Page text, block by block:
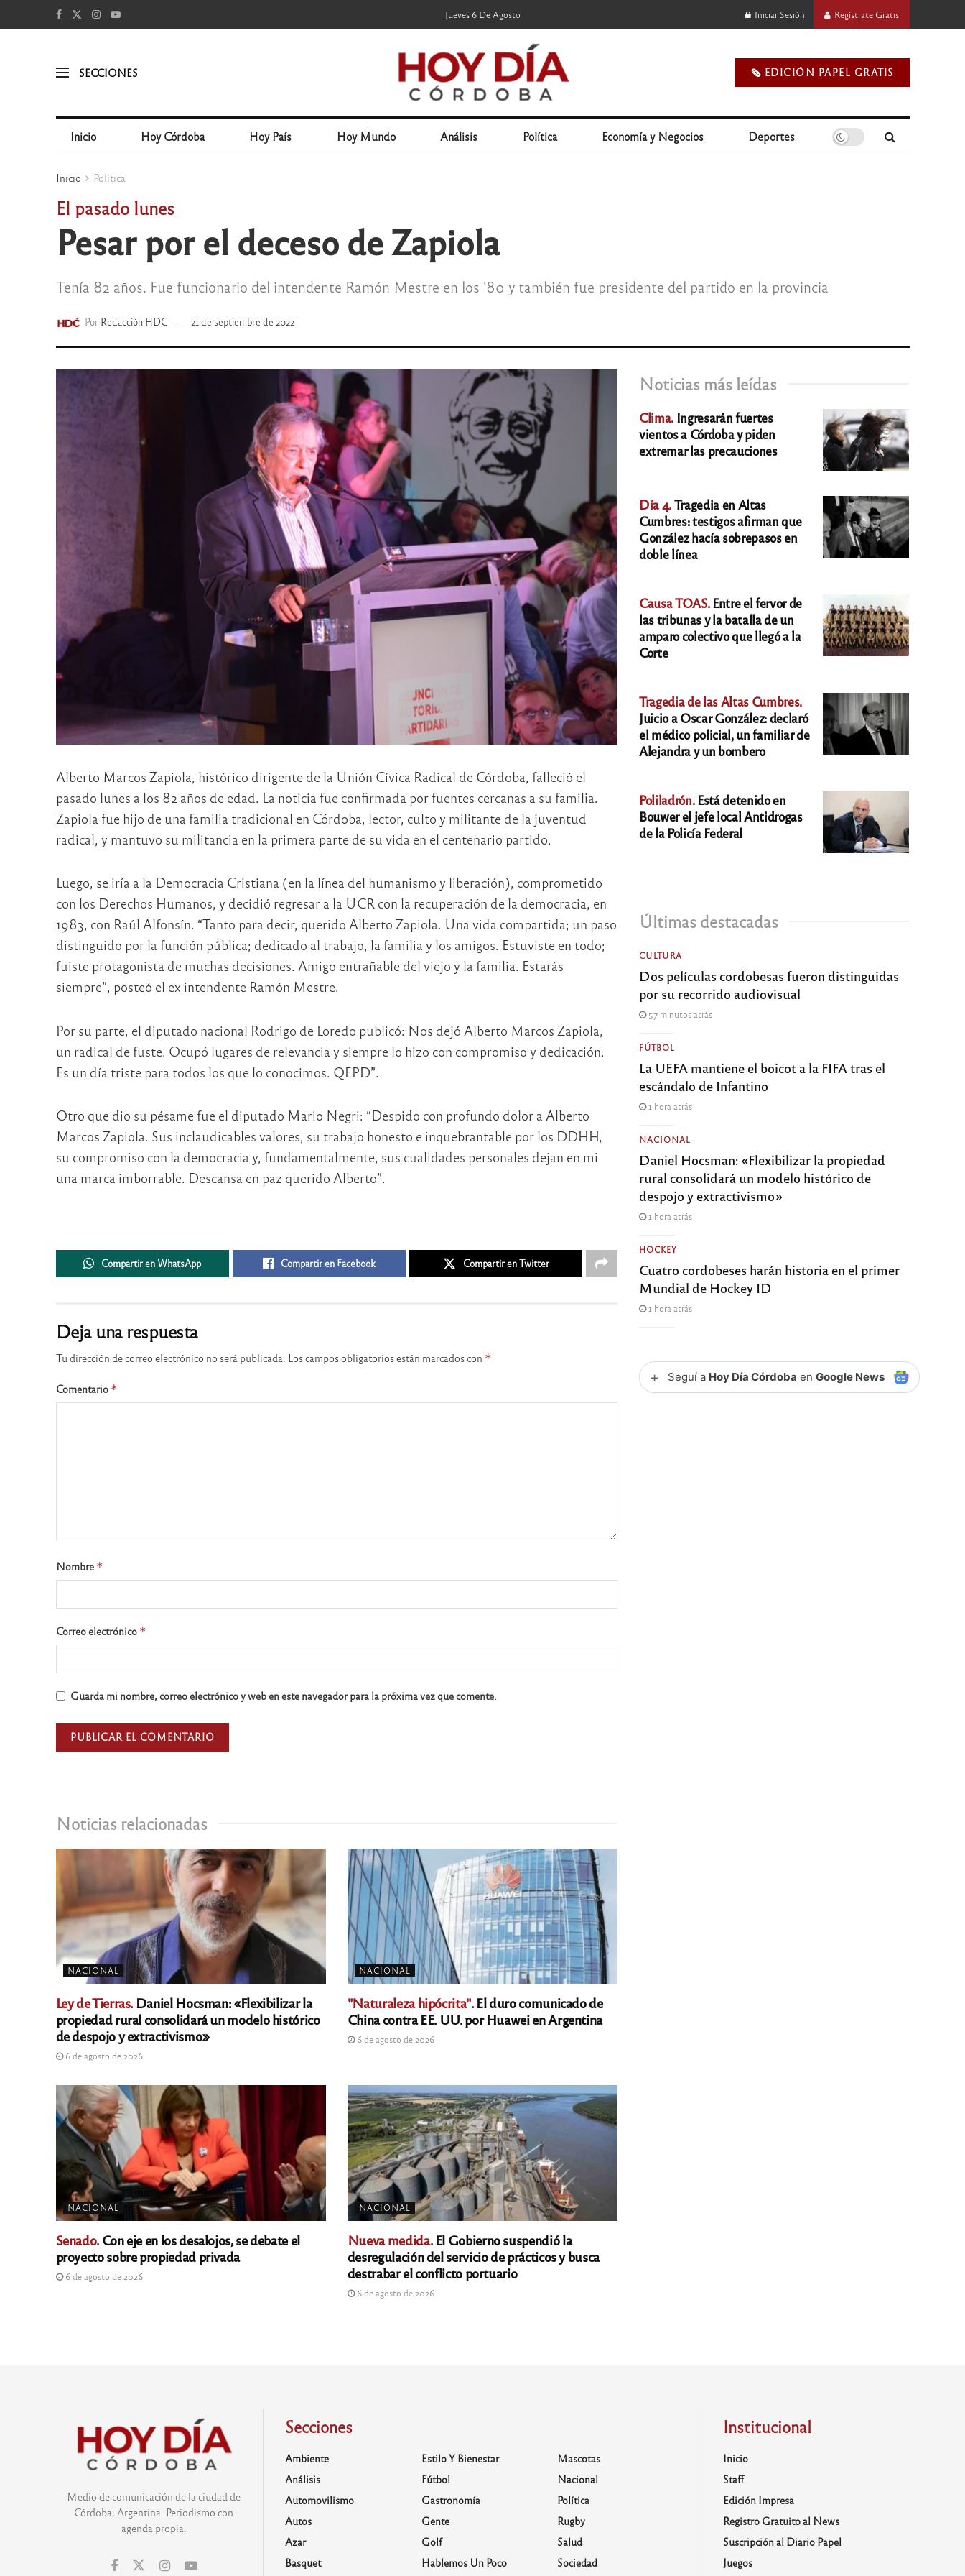
Jueves 6 De Agosto Iniciar Sesión Regístrate Gratis
SECCIONES 🗞️ EDICIÓN PAPEL GRATIS
Inicio Hoy Córdoba Hoy País Hoy Mundo Análisis Política Economía y Negocios Deportes
Inicio Política
El pasado lunes
Pesar por el deceso de Zapiola
Tenía 82 años. Fue funcionario del intendente Ramón Mestre en los '80 y también fue presidente del partido en la provincia
Por Redacción HDC 21 de septiembre de 2022
Alberto Marcos Zapiola, histórico dirigente de la Unión Cívica Radical de Córdoba, falleció el
pasado lunes a los 82 años de edad. La noticia fue confirmada por fuentes cercanas a su familia.
Zapiola fue hijo de una familia tradicional en Córdoba, lector, culto y militante de la juventud
radical, y mantuvo su militancia en la primera parte de su vida en el centenario partido.
Luego, se iría a la Democracia Cristiana (en la línea del humanismo y liberación), comprometido
con los Derechos Humanos, y decidió regresar a la UCR con la recuperación de la democracia, en
1983, con Raúl Alfonsín. “Tanto para decir, querido Alberto Zapiola. Una vida compartida; un paso
distinguido por la función pública; dedicado al trabajo, la familia y los amigos. Estuviste en todo;
fuiste protagonista de muchas decisiones. Amigo entrañable del viejo y la familia. Estarás
siempre”, posteó el ex intendente Ramón Mestre.
Por su parte, el diputado nacional Rodrigo de Loredo publicó: Nos dejó Alberto Marcos Zapiola,
un radical de fuste. Ocupó lugares de relevancia y siempre lo hizo con compromiso y dedicación.
Es un día triste para todos los que lo conocimos. QEPD”.
Otro que dio su pésame fue el diputado Mario Negri: “Despido con profundo dolor a Alberto
Marcos Zapiola. Sus inclaudicables valores, su trabajo honesto e inquebrantable por los DDHH,
su compromiso con la democracia y, fundamentalmente, sus cualidades personales dejan en mi
una marca imborrable. Descansa en paz querido Alberto”.
Compartir en WhatsApp Compartir en Facebook Compartir en Twitter
Noticias relacionadas
NACIONAL
Ley de Tierras. Daniel Hocsman: «Flexibilizar la
propiedad rural consolidará un modelo histórico
de despojo y extractivismo»
6 de agosto de 2026
NACIONAL
"Naturaleza hipócrita".El duro comunicado de
China contra EE. UU. por Huawei en Argentina
6 de agosto de 2026
NACIONAL
Senado.Con eje en los desalojos, se debate el
proyecto sobre propiedad privada
6 de agosto de 2026
NACIONAL
Nueva medida.El Gobierno suspendió la
desregulación del servicio de prácticos y busca
destrabar el conflicto portuario
6 de agosto de 2026
Deja una respuesta
Tu dirección de correo electrónico no será publicada. Los campos obligatorios están marcados con *
Comentario *
Nombre *
Correo electrónico *
Guarda mi nombre, correo electrónico y web en este navegador para la próxima vez que comente.
Noticias más leídas
Clima. Ingresarán fuertes
vientos a Córdoba y piden
extremar las precauciones
Día 4.Tragedia en Altas
Cumbres: testigos afirman que
González hacía sobrepasos en
doble línea
Causa TOAS.Entre el fervor de
las tribunas y la batalla de un
amparo colectivo que llegó a la
Corte
Tragedia de las Altas Cumbres.
Juicio a Oscar González: declaró
el médico policial, un familiar de
Alejandra y un bombero
Poliladrón.Está detenido en
Bouwer el jefe local Antidrogas
de la Policía Federal
Últimas destacadas
CULTURA
Dos películas cordobesas fueron distinguidas
por su recorrido audiovisual
57 minutos atrás
FÚTBOL
La UEFA mantiene el boicot a la FIFA tras el
escándalo de Infantino
1 hora atrás
NACIONAL
Daniel Hocsman: «Flexibilizar la propiedad
rural consolidará un modelo histórico de
despojo y extractivismo»
1 hora atrás
HOCKEY
Cuatro cordobeses harán historia en el primer
Mundial de Hockey ID
1 hora atrás
+ Seguí a Hoy Día Córdoba enGoogle News
Medio de comunicación de la ciudad de
Córdoba, Argentina. Periodismo con
agenda propia.
Secciones
Ambiente
Análisis
Automovilismo
Autos
Azar
Basquet
Estilo Y Bienestar
Fútbol
Gastronomía
Gente
Golf
Hablemos Un Poco
Mascotas
Nacional
Política
Rugby
Salud
Sociedad
Institucional
Inicio
Staff
Edición Impresa
Registro Gratuito al News
Suscripción al Diario Papel
Juegos